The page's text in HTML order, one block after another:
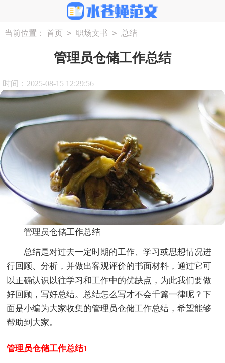
当前位置： 首页 > 职场文书 > 总结
管理员仓储工作总结
时间：2025-08-15 12:29:56
管理员仓储工作总结
总结是对过去一定时期的工作、学习或思想情况进
行回顾、分析，并做出客观评价的书面材料，通过它可
以正确认识以往学习和工作中的优缺点，为此我们要做
好回顾，写好总结。总结怎么写才不会千篇一律呢？下
面是小编为大家收集的管理员仓储工作总结，希望能够
帮助到大家。
管理员仓储工作总结1